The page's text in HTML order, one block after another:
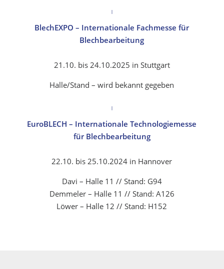
BlechEXPO – Internationale Fachmesse für
Blechbearbeitung
21.10. bis 24.10.2025 in Stuttgart
Halle/Stand – wird bekannt gegeben
EuroBLECH – Internationale Technologiemesse
für Blechbearbeitung
22.10. bis 25.10.2024 in Hannover
Davi – Halle 11 // Stand: G94
Demmeler – Halle 11 // Stand: A126
Löwer – Halle 12 // Stand: H152